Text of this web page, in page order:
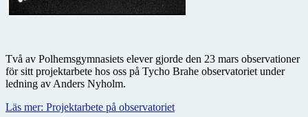
Två av Polhemsgymnasiets elever gjorde den 23 mars observationer
för sitt projektarbete hos oss på Tycho Brahe observatoriet under
ledning av Anders Nyholm.
Läs mer: Projektarbete på observatoriet